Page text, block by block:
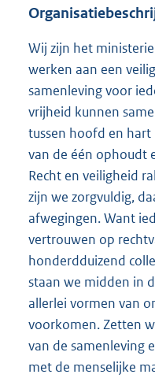
Wij zijn het
werken aan een
samenleving voor
vrijheid kunnen
tussen hoofd en
van de één ophoudt
Recht en veiligheid
zijn we zorgvuldig,
afwegingen. Want
vertrouwen op
honderdduizend
staan we midden in
allerlei vormen van
voorkomen. Zetten
van de samenleving
met de menselijke